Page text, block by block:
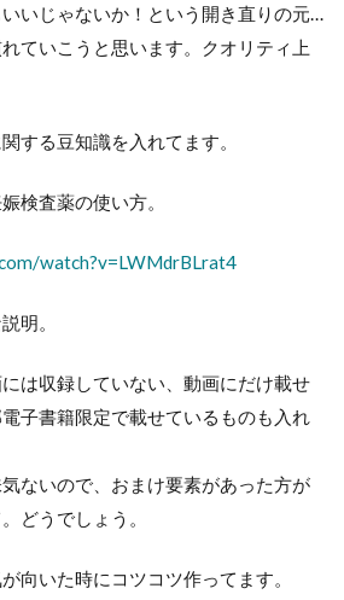
いじゃないか！という開き直りの元…
ていこうと思います。クオリティ上
する豆知識を入れてます。
検査薬の使い方。
watch?v=LWMdrBLrat4
明。
は収録していない、動画にだけ載せ
子書籍限定で載せているものも入れ
ないので、おまけ要素があった方が
どうでしょう。
向いた時にコツコツ作ってます。